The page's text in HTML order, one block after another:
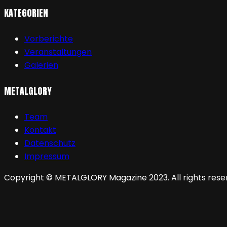
KATEGORIEN
Vorberichte
Veranstaltungen
Galerien
METALGLORY
Team
Kontakt
Datenschutz
Impressum
Copyright © METALGLORY Magazine 2023. All rights